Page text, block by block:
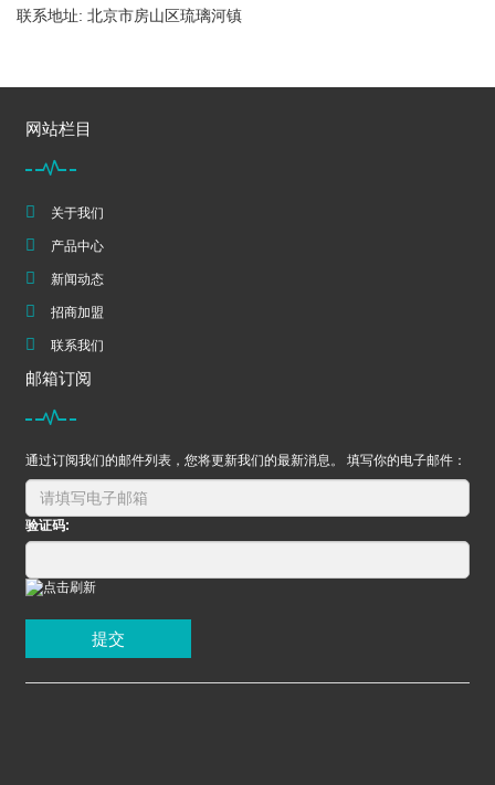
联系地址: 北京市房山区琉璃河镇
网站栏目
关于我们
产品中心
新闻动态
招商加盟
联系我们
邮箱订阅
通过订阅我们的邮件列表，您将更新我们的最新消息。 填写你的电子邮件：
验证码:
提交